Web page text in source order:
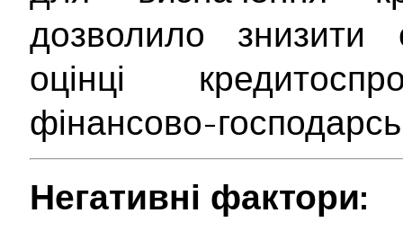
дозволило знизити
оцінці
фінансово-
Негативні фактори: